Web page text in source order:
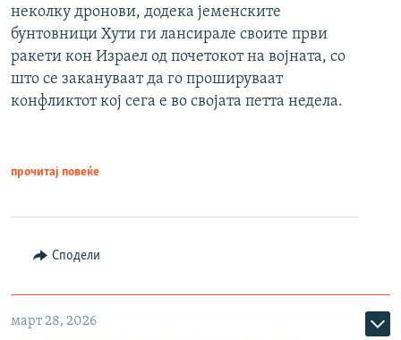
неколку дронови, додека јеменските
бунтовници Хути ги лансирале своите први
ракети кон Израел од почетокот на војната, со
што се закануваат да го прошируваат
конфликтот кој сега е во својата петта недела.
прочитај повеќе
Сподели
март 28, 2026